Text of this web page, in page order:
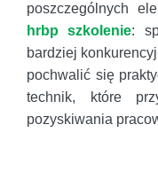
poszczególnych
hrbp szkolenie:
bardziej
pochwalić się
technik, które
pozyskiwania